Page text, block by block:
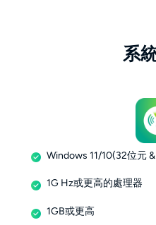
系
Windows 11/10(32位元
1G Hz或更高的處理器
1GB或更高